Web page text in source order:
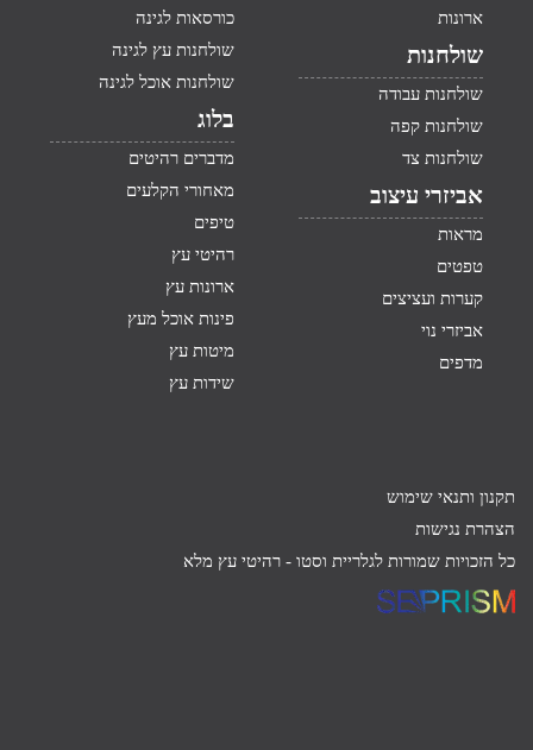
ארונות
שולחנות
שולחנות עבודה
שולחנות קפה
שולחנות צד
אביזרי עיצוב
מראות
טפטים
קערות ועציצים
אביזרי נוי
מדפים
כורסאות לגינה
שולחנות עץ לגינה
שולחנות אוכל לגינה
בלוג
מדברים רהיטים
מאחורי הקלעים
טיפים
רהיטי עץ
ארונות עץ
פינות אוכל מעץ
מיטות עץ
שידות עץ
תקנון ותנאי שימוש
הצהרת נגישות
כל הזכויות שמורות לגלריית וסטו - רהיטי עץ מלא